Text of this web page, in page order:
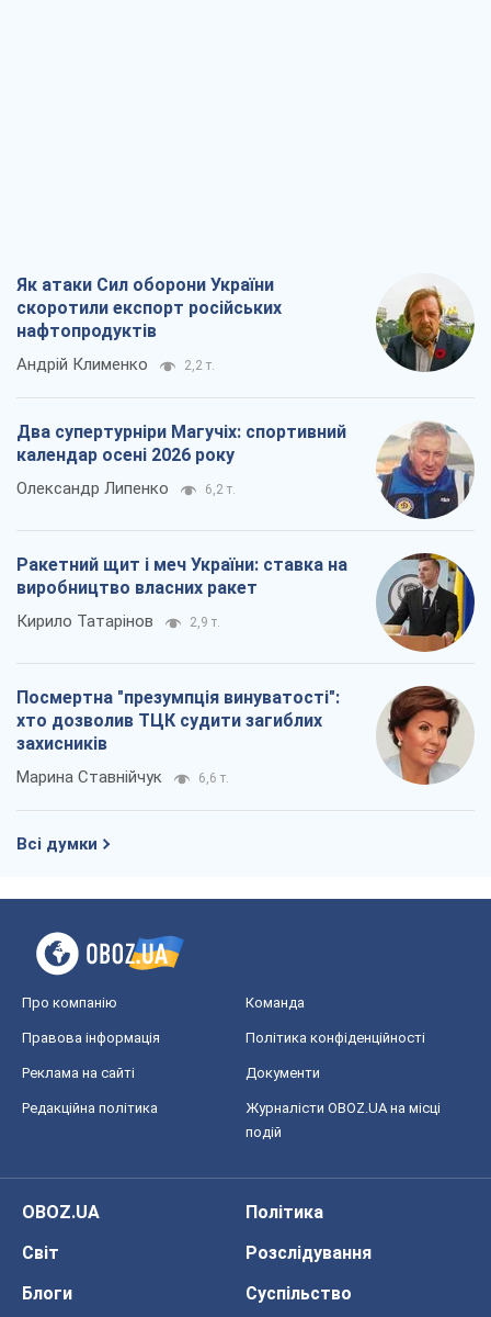
Як атаки Сил оборони України
скоротили експорт російських
нафтопродуктів
Андрій Клименко 2,2 т.
Два супертурніри Магучіх: спортивний
календар осені 2026 року
Олександр Липенко 6,2 т.
Ракетний щит і меч України: ставка на
виробництво власних ракет
Кирило Татарінов 2,9 т.
Посмертна "презумпція винуватості":
хто дозволив ТЦК судити загиблих
захисників
Марина Ставнійчук 6,6 т.
Всі думки
Про компанію Команда
Правова інформація Політика конфіденційності
Реклама на сайті Документи
Редакційна політика
Журналісти OBOZ.UA на місці
подій
OBOZ.UA
Політика
Світ
Розслідування
Блоги
Суспільство